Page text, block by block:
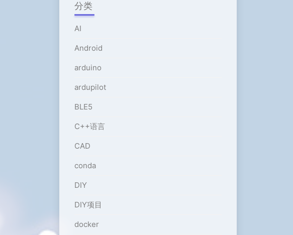
分类
AI
Android
arduino
ardupilot
BLE5
C++语言
CAD
conda
DIY
DIY项目
docker